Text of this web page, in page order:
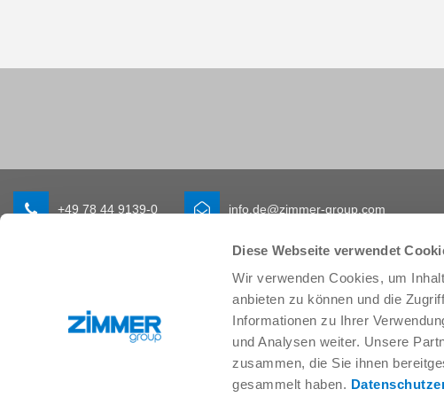
Diese Webseite verwendet
Wir verwenden Cookies, um
anbieten zu können und die
Informationen zu Ihrer
und Analysen weiter. Unsere
zusammen, die Sie ihnen
gesammelt haben.
+49 78 44 9139-0 info.de@zimmer-group.com
Maschinen- und Anlagenbau
Produkte
Neuheiten
Komponenten
Systemlösungen
Verfahrenstechnik
SOFT CLOSE
Service
Service-
Pre-Sales
Service